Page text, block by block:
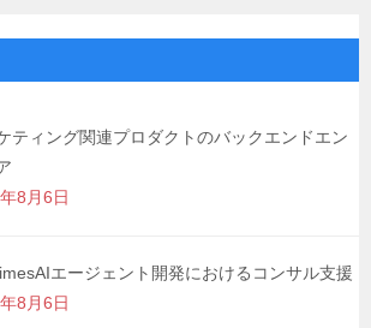
ティング関連プロダクトのバックエンドエン
8月6日
エージェント開発におけるコンサル支援
8月6日